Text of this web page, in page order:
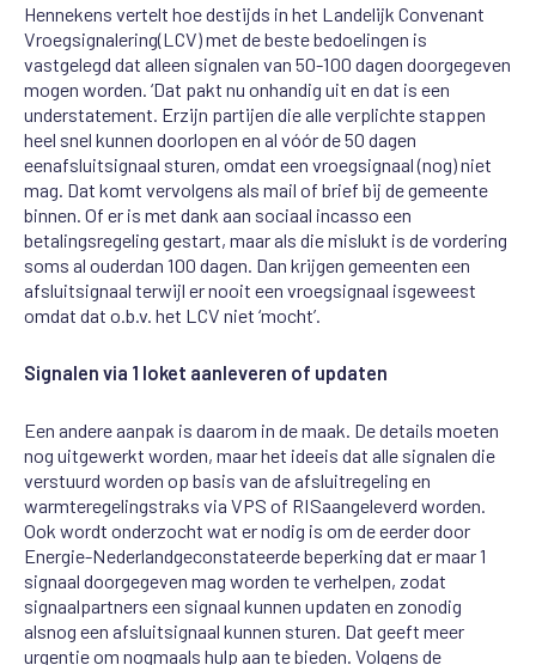
Hennekens vertelt hoe destijds in het Landelijk Convenant
Vroegsignalering(LCV)met de beste bedoelingen is
vastgelegd dat alleen signalen van 50-100 dagen doorgegeven
mogen worden. ‘Dat pakt nu onhandig uit en dat is een
understatement. Erzijn partijen die alle verplichte stappen
heel snel kunnen doorlopen en al vóór de 50 dagen
eenafsluitsignaal sturen, omdat een vroegsignaal(nog) niet
mag . Dat komt vervolgens als mail of brief bij de gemeente
binnen. Of er is met dank aan sociaal incasso een
betalingsregeling gestart, maar als die mislukt is de vordering
soms al ouderdan 100 dagen. Dan krijgen gemeenten een
afsluitsignaal terwijl er nooit een vroegsignaal isgeweest
omdat dat o.b.v. het LCV niet ‘mocht’
Signalen via 1 loket aanleveren of updaten
Een andere aanpak is daarom in de maak. De details moeten
nog uitgewerkt worden, maar het ideeis dat alle signalen die
verstuurd worden op basis van de afsluitregeling en
warmteregelingstraks via VPS of RISaangeleverd worden
Ook wordt onderzocht wat er nodig is om deeerder door
Energie-Nederlandgeconstateerde beperking dat er maar 1
signaal doorgegeven mag worden te verhelpen, zodat
signaalpartners een signaal kunnen updaten en zonodig
alsnog een afsluitsignaal kunnen sturen . Dat geeft meer
urgentie om nogmaals hulp aan te bieden. Volgens de